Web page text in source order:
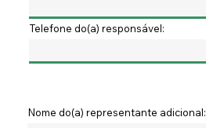
Telefone do(a) responsável:
Nome do(a) representante adicional: